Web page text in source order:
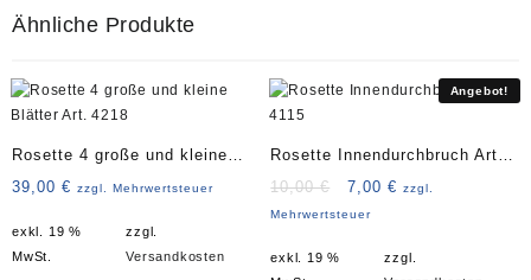
Ähnliche Produkte
Rosette 4 große und kleine
Blätter Art. 4218
39,00 € zzgl. Mehrwertsteuer
exkl. 19 %
MwSt.
zzgl.
Versandkosten
Angebot!
Rosette Innendurchbruch Art.
4115
10,00€
Ursprünglicher
Preis
10,00 €
7,00€ Aktueller
7,00 €.
zzgl.
Mehrwertsteuer
exkl. 19 %
zzgl.